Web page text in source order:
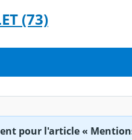
(73)
pour l'article «